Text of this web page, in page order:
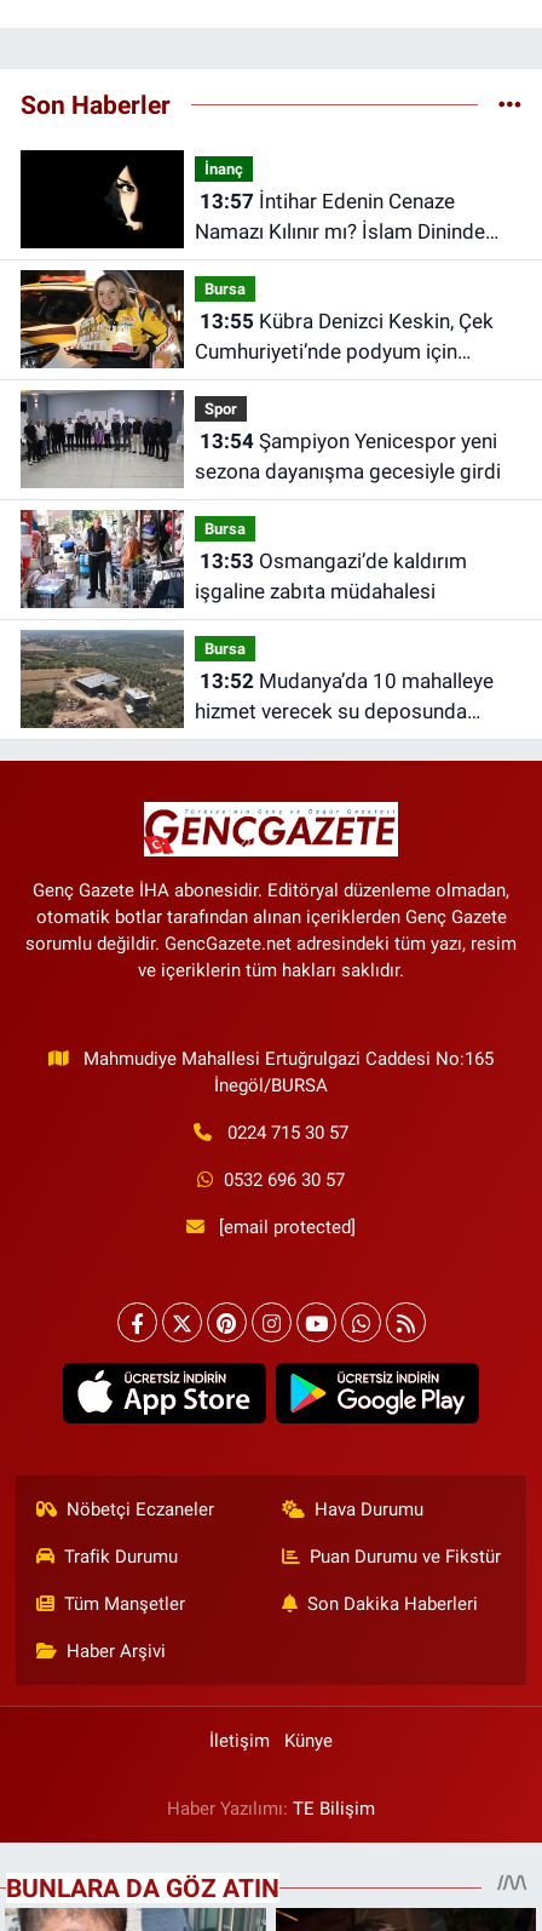
Son Haberler
İnanç
13:57
Namazı Kılınır mı? İslam Dininde
İntihar Etmenin Günahı Nedir?
Bursa
13:55
Cumhuriyeti’nde podyum için
yarışacak
Spor
13:54Şampiyon Yenicespor yeni
sezona dayanışma gecesiyle girdi
Bursa
13:53
işgaline zabıta müdahalesi
Bursa
13:52Mudanya’da 10 mahalleye
hizmet verecek su deposunda
yüzde 70 tamamlandı
Genç Gazete İHA abonesidir. Editöryal düzenleme olmadan,
otomatik botlar tarafından alınan içeriklerden Genç Gazete
sorumlu değildir. GencGazete.net adresindeki tüm yazı, resim
ve içeriklerin tüm hakları saklıdır.
Mahmudiye Mahallesi Ertuğrulgazi Caddesi No:165
İnegöl/BURSA
0224 715 30 57
0532 696 30 57
[email protected]
Nöbetçi Eczaneler Hava Durumu
Trafik Durumu Puan Durumu ve Fikstür
Tüm Manşetler Son Dakika Haberleri
Haber Arşivi
İletişim Künye
Haber Yazılımı: TE Bilişim